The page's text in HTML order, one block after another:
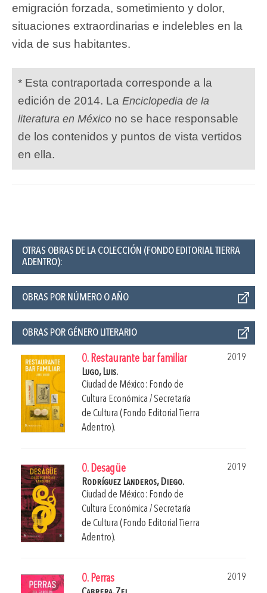
emigración forzada, sometimiento y dolor,
situaciones extraordinarias e indelebles en la
vida de sus habitantes.
* Esta contraportada corresponde a la
edición de 2014. La Enciclopedia de la
literatura en México no se hace responsable
de los contenidos y puntos de vista vertidos
en ella.
OTRAS OBRAS DE LA COLECCIÓN (FONDO EDITORIAL TIERRA
ADENTRO):
OBRAS POR NÚMERO O AÑO
OBRAS POR GÉNERO LITERARIO
0. Restaurante bar familiar
2019
Lugo, Luis.
Ciudad de México: Fondo de
Cultura Económica / Secretaría
de Cultura (Fondo Editorial Tierra
Adentro).
0. Desagüe
2019
Rodríguez Landeros, Diego.
Ciudad de México: Fondo de
Cultura Económica / Secretaría
de Cultura (Fondo Editorial Tierra
Adentro).
0. Perras
2019